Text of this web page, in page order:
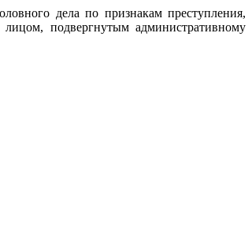
дела по признакам преступления,
лицом, подвергнутым административному